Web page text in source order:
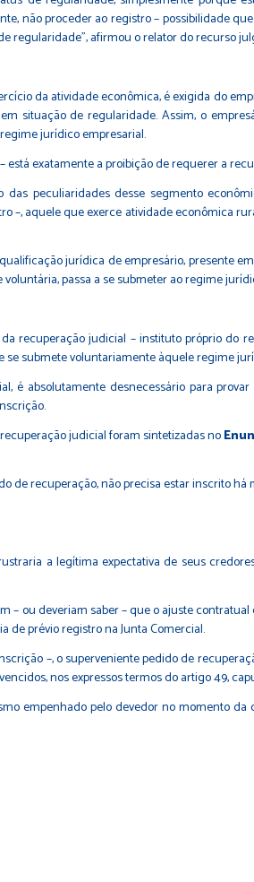
não proceder ao registro – possibilidade
regularidade", afirmou o relator do recurso
da atividade econômica, é exigida do
situação de regularidade. Assim, o
jurídico empresarial.
exatamente a proibição de requerer a
peculiaridades desse segmento
–, aquele que exerce atividade econômica
jurídica de empresário, presente
passa a se submeter ao regime
recuperação judicial – instituto próprio do
se submete voluntariamente àquele regime
absolutamente desnecessário para
judicial foram sintetizadas no
recuperação, não precisa estar inscrito
a legítima expectativa de seus
– ou deveriam saber – que o ajuste
de prévio registro na Junta Comercial.
–, o superveniente pedido de
nos expressos termos do artigo 49,
empenhado pelo devedor no momento da